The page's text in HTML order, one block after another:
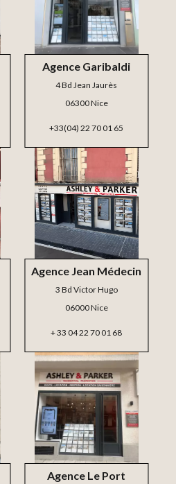
Agence Le Port
Agence Jean Médecin
3 Bd Victor Hugo
06000 Nice
+ 33 04 22 70 01 68
Agence Garibaldi
4 Bd Jean Jaurès
06300 Nice
+33(04) 22 70 01 65